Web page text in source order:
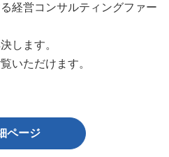
経営コンサルティングファー
します。
いただけます。
ページ